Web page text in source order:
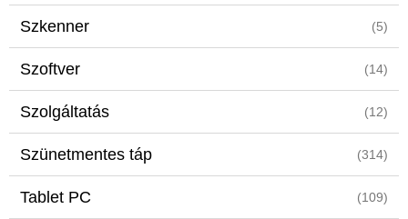
Szkenner (5)
Szoftver (14)
Szolgáltatás (12)
Szünetmentes táp (314)
Tablet PC (109)